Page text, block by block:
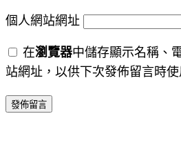
個人網站網址
在瀏覽器中儲存顯示名稱、
站網址，以供下次發佈留言時使